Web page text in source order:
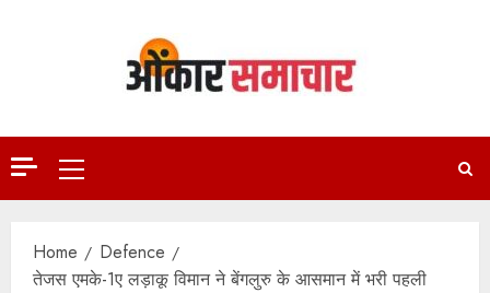
Primary
Menu
Home
Defence
तेजस एमके-1ए लड़ाकू विमान ने बेंगलुरु के आसमान में भरी पहली